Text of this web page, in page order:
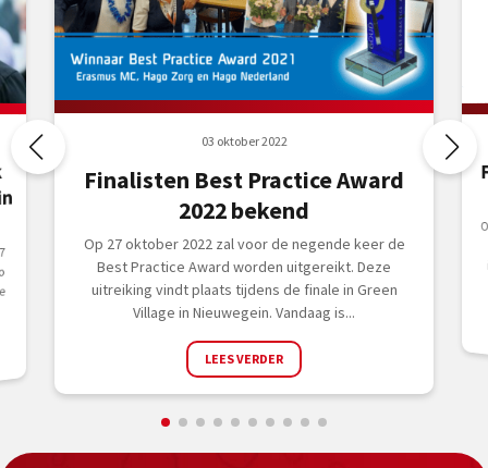
03 oktober 2022
Finalisten Best Practice Award
2022 bekend
Op 27 oktober 2022 zal voor de negende keer de
Best Practice Award worden uitgereikt. Deze
uitreiking vindt plaats tijdens de finale in Green
Village in Nieuwegein. Vandaag is...
LEES VERDER